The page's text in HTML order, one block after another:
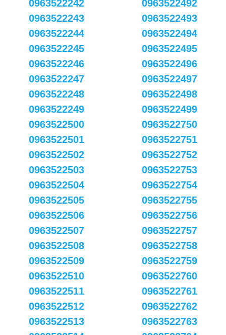
0963522242
0963522243
0963522244
0963522245
0963522246
0963522247
0963522248
0963522249
0963522492
0963522493
0963522494
0963522495
0963522496
0963522497
0963522498
0963522499
0963522500
0963522501
0963522502
0963522503
0963522504
0963522505
0963522506
0963522507
0963522508
0963522509
0963522510
0963522511
0963522512
0963522513
0963522750
0963522751
0963522752
0963522753
0963522754
0963522755
0963522756
0963522757
0963522758
0963522759
0963522760
0963522761
0963522762
0963522763